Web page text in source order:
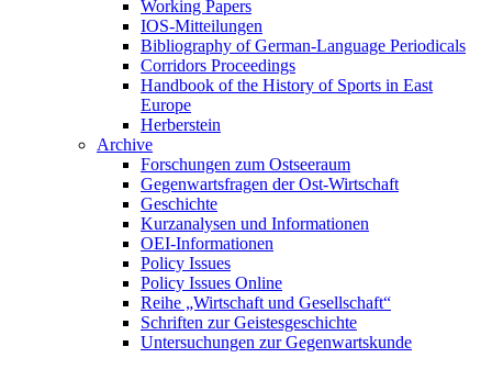
Working Papers
IOS-Mitteilungen
Bibliography of German-Language Periodicals
Corridors Proceedings
Handbook of the History of Sports in East
Europe
Herberstein
Archive
Forschungen zum Ostseeraum
Gegenwartsfragen der Ost-Wirtschaft
Geschichte
Kurzanalysen und Informationen
OEI-Informationen
Policy Issues
Policy Issues Online
Reihe „Wirtschaft und Gesellschaft“
Schriften zur Geistesgeschichte
Untersuchungen zur Gegenwartskunde